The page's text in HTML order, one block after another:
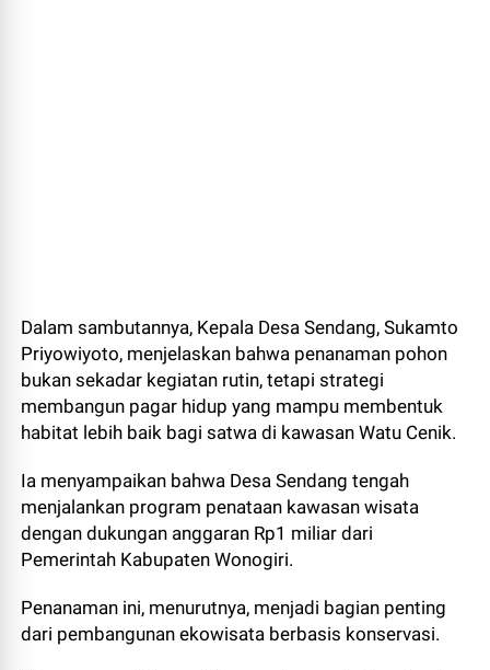
Dalam sambutannya, Kepala Desa Sendang, Sukamto
Priyowiyoto, menjelaskan bahwa penanaman pohon
bukan sekadar kegiatan rutin, tetapi strategi
membangun pagar hidup yang mampu membentuk
habitat lebih baik bagi satwa di kawasan Watu Cenik.
Ia menyampaikan bahwa Desa Sendang tengah
menjalankan program penataan kawasan wisata
dengan dukungan anggaran Rp1 miliar dari
Pemerintah Kabupaten Wonogiri.
Penanaman ini, menurutnya, menjadi bagian penting
dari pembangunan ekowisata berbasis konservasi.